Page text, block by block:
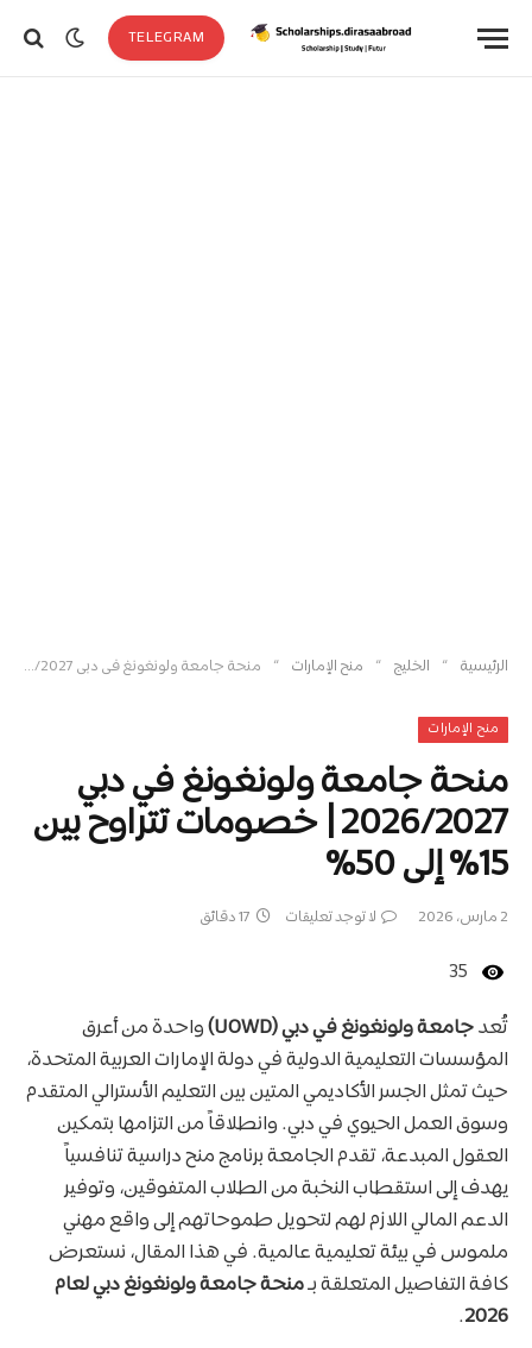
TELEGRAM
الرئيسية » الخليج » منح الإمارات » منحة جامعة ولونغونغ في دبي 2026/2027 | خصومات تتراوح بين 15% إلى 50%
منح الإمارات
منحة جامعة ولونغونغ في دبي
2026/2027 | خصومات تتراوح بين
15% إلى 50%
2 مارس، 2026 لا توجد تعليقات 17 دقائق
35
تُعدجامعة ولونغونغ في دبي (UOWD)
واحدة من أعرق
المؤسسات التعليمية الدولية في دولة الإمارات العربية المتحدة،
حيث تمثل الجسر الأكاديمي المتين بين التعليم الأسترالي المتقدم
وسوق العمل الحيوي في دبي. وانطلاقاً من التزامها بتمكين
العقول المبدعة، تقدم الجامعة برنامج منح دراسية تنافسياً
يهدف إلى استقطاب النخبة من الطلاب المتفوقين، وتوفير
الدعم المالي اللازم لهم لتحويل طموحاتهم إلى واقع مهني
ملموس في بيئة تعليمية عالمية. في هذا المقال، نستعرض
كافة التفاصيل المتعلقة بـمنحة جامعة ولونغونغ دبي لعام
2026
.